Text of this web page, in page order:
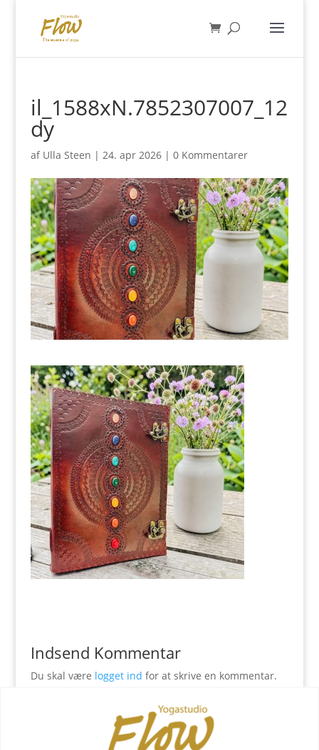
il_1588xN.7852307007_12
dy
af Ulla Steen | 24. apr 2026| 0 Kommentarer
Indsend Kommentar
Du skal være logget ind for at skrive en kommentar.
YOGA læreruddannelse